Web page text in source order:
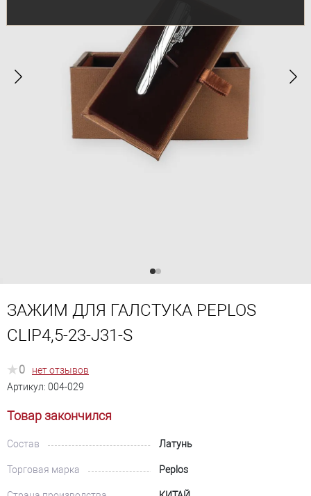
ЗАЖИМ ДЛЯ ГАЛСТУКА PEPLOS
CLIP4,5-23-J31-S
0
нет отзывов
Артикул: 004-029
Товар закончился
Состав Латунь
Торговая марка Peplos